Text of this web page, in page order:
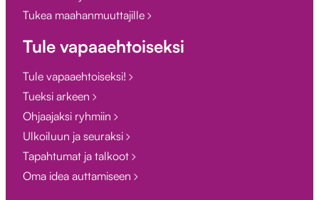
Tukea maahanmuuttajille
Tule vapaaehtoiseksi
Tule vapaaehtoiseksi!
Tueksi arkeen
Ohjaajaksi ryhmiin
Ulkoiluun ja seuraksi
Tapahtumat ja talkoot
Oma idea auttamiseen